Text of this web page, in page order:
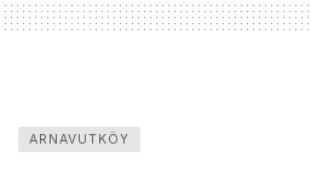
ARNAVUTKÖY